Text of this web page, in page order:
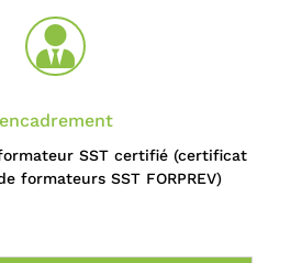

encadrement
SST certifié (certificat
formateurs SST FORPREV)